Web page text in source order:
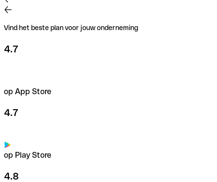
Vind het beste plan voor jouw onderneming
4.7
op App Store
4.7
op Play Store
4.8